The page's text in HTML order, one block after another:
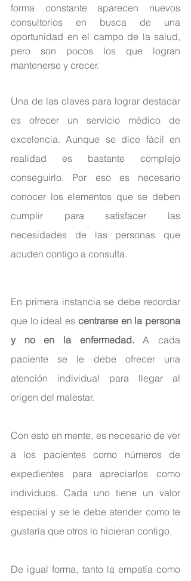
forma constante aparecen nuevos
consultorios en busca de una
oportunidad en el campo de la salud,
pero son pocos los que logran
mantenerse y crecer.
Una de las claves para lograr destacar
es ofrecer un servicio médico de
excelencia. Aunque se dice fácil en
realidad es bastante complejo
conseguirlo. Por eso es necesario
conocer los elementos que se deben
cumplir para satisfacer las
necesidades de las personas que
acuden contigo a consulta.
En primera instancia se debe recordar
que lo ideal es centrarse en la persona
y no en la enfermedad. A cada
paciente se le debe ofrecer una
atención individual para llegar al
origen del malestar.
Con esto en mente, es necesario de ver
a los pacientes como números de
expedientes para apreciarlos como
individuos. Cada uno tiene un valor
especial y se le debe atender como te
gustaría que otros lo hicieran contigo.
De igual forma, tanto la empatía como